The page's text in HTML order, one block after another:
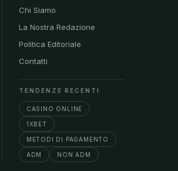
Chi Siamo
La Nostra Redazione
Politica Editoriale
Contatti
TENDENZE RECENTI
CASINO ONLINE
1XBET
METODI DI PAGAMENTO
ADM NON ADM